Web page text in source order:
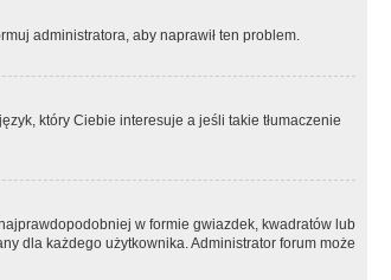
administratora, aby naprawił ten problem.
który Ciebie interesuje a jeśli takie tłumaczenie
w formie gwiazdek, kwadratów lub
dla każdego użytkownika. Administrator forum może